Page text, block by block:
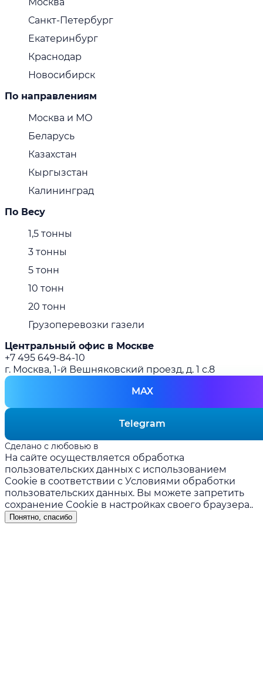
Санкт-Петербург
Екатеринбург
Краснодар
Новосибирск
По направлениям
Москва и МО
Беларусь
Казахстан
Кыргызстан
Калининград
По Весу
1,5 тонны
3 тонны
5 тонн
10 тонн
20 тонн
Грузоперевозки газели
Центральный офис в Москве
+7 495 649-84-10
г. Москва, 1-й Вешняковский проезд, д. 1 с.8
MAX
Telegram
Сделано с любовью в
На сайте осуществляется обработка
пользовательских данных с использованием
Cookie в соответствии с Условиями обработки
пользовательских данных. Вы можете запретить
сохранение Cookie в настройках своего браузера..
Понятно, спасибо